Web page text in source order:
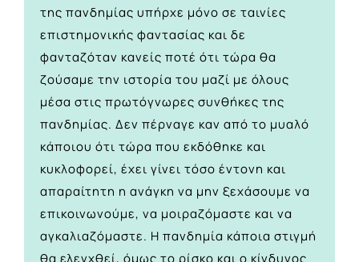
της πανδημίας υπήρχε μόνο σε ταινίες
επιστημονικής φαντασίας και δε
φανταζόταν κανείς ποτέ ότι τώρα θα
ζούσαμε την ιστορία του μαζί με όλους
μέσα στις πρωτόγνωρες συνθήκες της
πανδημίας. Δεν πέρναγε καν από το μυαλό
κάποιου ότι τώρα που εκδόθηκε και
κυκλοφορεί, έχει γίνει τόσο έντονη και
απαραίτητη η ανάγκη να μην ξεχάσουμε να
επικοινωνούμε, να μοιραζόμαστε και να
αγκαλιαζόμαστε. Η πανδημία κάποια στιγμή
θα ελεγχθεί, όμως το ρίσκο και ο κίνδυνος